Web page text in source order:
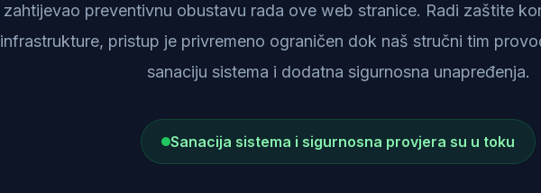
zahtijevao preventivnu obustavu rada ove web stranice. Radi zaštite
infrastrukture, pristup je privremeno ograničen dok naš stručni tim
sanaciju sistema i dodatna sigurnosna unapređenja.
Sanacija sistema i sigurnosna provjera su u toku